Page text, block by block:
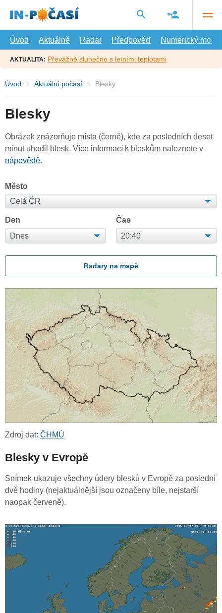
hlavní
Úvod
Aktuálně Radar Předpověď Numerický model
AKTUALITA: Převážně slunečno s letními teplotami
Úvod Aktuální počasí Blesky
Blesky
Obrázek znázorňuje místa (černě), kde za posledních deset
minut uhodil blesk. Více informací k bleskům naleznete v
nápovědě.
Město
Den Čas
Radary na mapě
Zdroj dat: ČHMÚ
Blesky v Evropě
Snímek ukazuje všechny údery blesků v Evropě za poslední
dvě hodiny (nejaktuálnější jsou označeny bíle, nejstarší
naopak červeně).